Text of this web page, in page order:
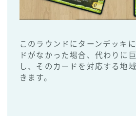
このラウンドにターンデッキ
ドがなかった場合、代わりに
し、そのカードを対応する地
きます。